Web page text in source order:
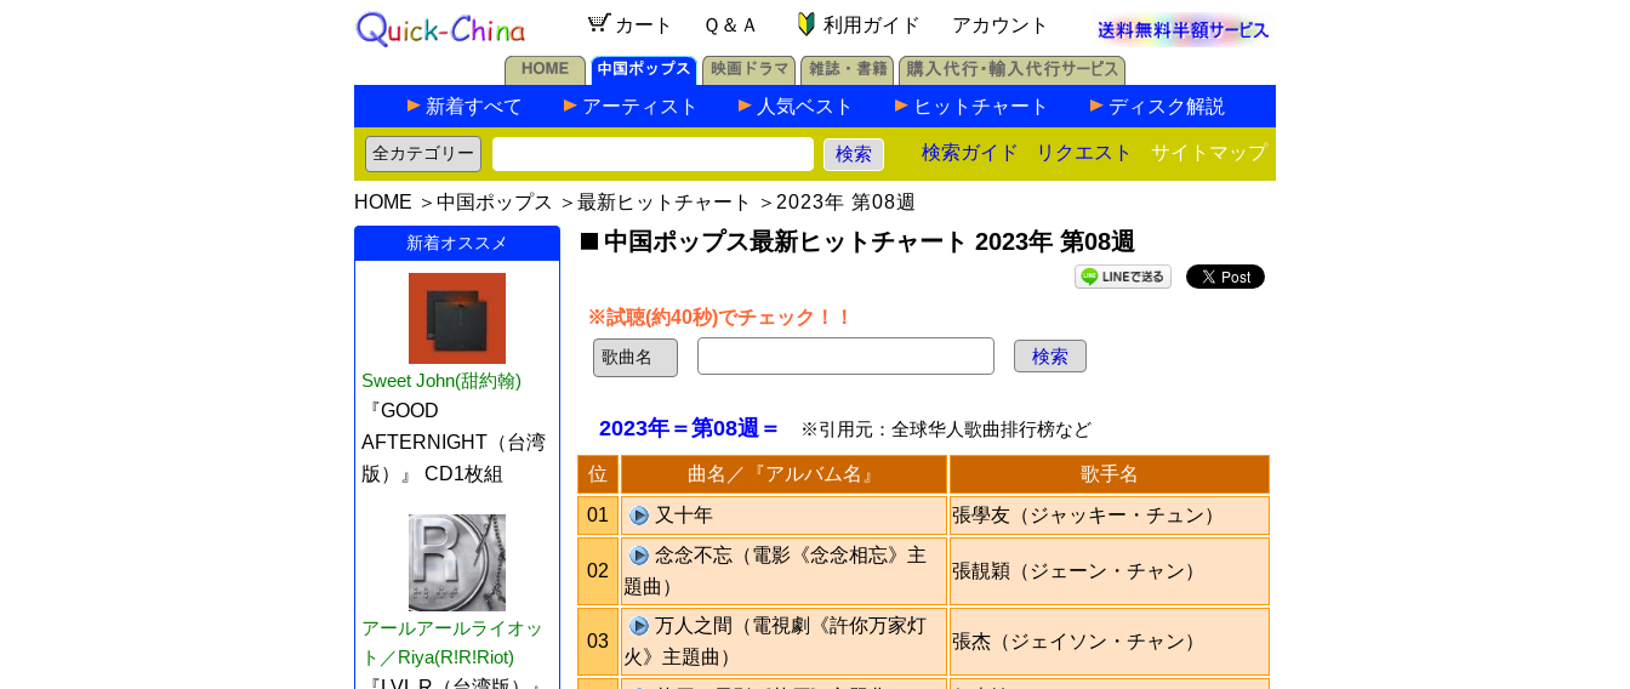
カート Ｑ＆Ａ 利用ガイド アカウント
新着すべて アーティスト 人気ベスト ヒットチャート ディスク解説
検索ガイド リクエスト サイトマップ
HOME ＞ 中国ポップス ＞ 最新ヒットチャート ＞ 2023年 第08週
新着オススメ
Sweet John(甜約翰)
『GOOD
AFTERNIGHT（台湾
版）』 CD1枚組
アールアールライオッ
ト／Riya(R!R!Riot)
中国ポップス最新ヒットチャート 2023年 第08週
※試聴(約40秒)でチェック！！
2023年＝第08週＝ ※引用元：全球华人歌曲排行榜など
位 曲名／『アルバム名』
歌手名
01
又十年 張學友（ジャッキー・チュン）
02
念念不忘（電影《念念相忘》主
題曲）
張靚穎（ジェーン・チャン）
03
万人之間（電視劇《許你万家灯
火》主題曲）
張杰（ジェイソン・チャン）